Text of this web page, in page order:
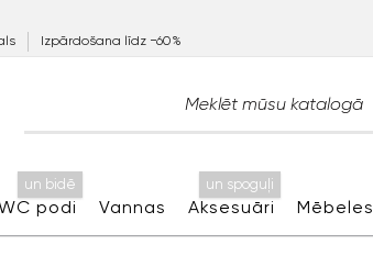
Izpārdošana līdz −60%
podi
un bidē
Vannas Aksesuāri
un spoguļi
Mēbeles